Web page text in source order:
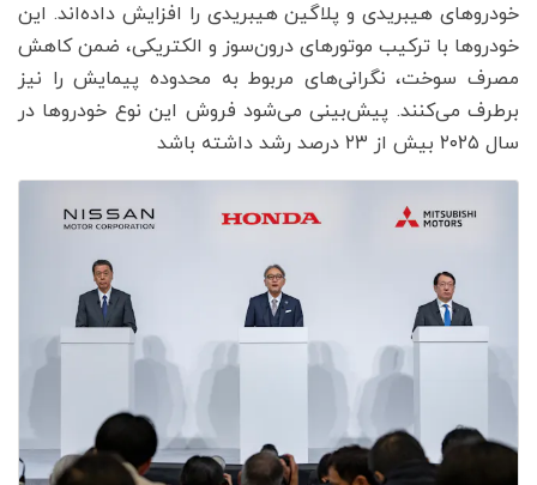
خودروهای هیبریدی و پلاگین هیبریدی را افزایش داده‌اند. این
خودروها با ترکیب موتورهای درون‌سوز و الکتریکی، ضمن کاهش
مصرف سوخت، نگرانی‌های مربوط به محدوده پیمایش را نیز
برطرف می‌کنند. پیش‌بینی می‌شود فروش این نوع خودروها در
سال ۲۰۲۵ بیش از ۲۳ درصد رشد داشته باشد